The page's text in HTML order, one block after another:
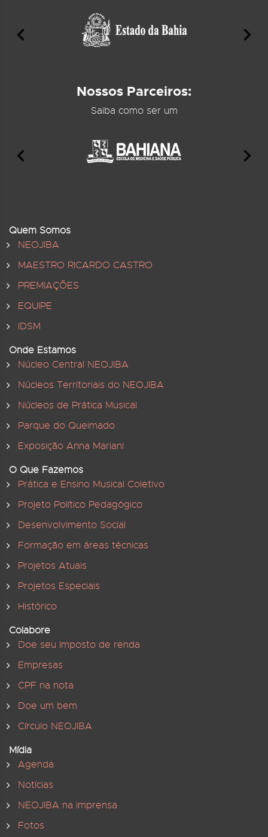
Nossos Parceiros:
Saiba como ser um
Quem Somos
NEOJIBA
MAESTRO RICARDO CASTRO
PREMIAÇÕES
EQUIPE
IDSM
Onde Estamos
Núcleo Central NEOJIBA
Núcleos Territoriais do NEOJIBA
Núcleos de Prática Musical
Parque do Queimado
Exposição Anna Mariani
O Que Fazemos
Prática e Ensino Musical Coletivo
Projeto Político Pedagógico
Desenvolvimento Social
Formação em áreas técnicas
Projetos Atuais
Projetos Especiais
Histórico
Colabore
Doe seu Imposto de renda
Empresas
CPF na nota
Doe um bem
Círculo NEOJIBA
Mídia
Agenda
Notícias
NEOJIBA na imprensa
Fotos